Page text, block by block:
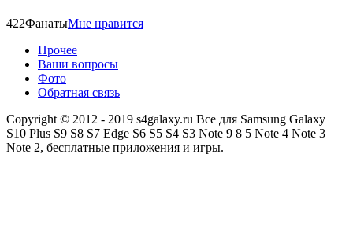
422ФанатыМне нравится
Прочее
Ваши вопросы
Фото
Обратная связь
Copyright © 2012 - 2019 s4galaxy.ru Все для Samsung Galaxy
S10 Plus S9 S8 S7 Edge S6 S5 S4 S3 Note 9 8 5 Note 4 Note 3
Note 2, бесплатные приложения и игры.